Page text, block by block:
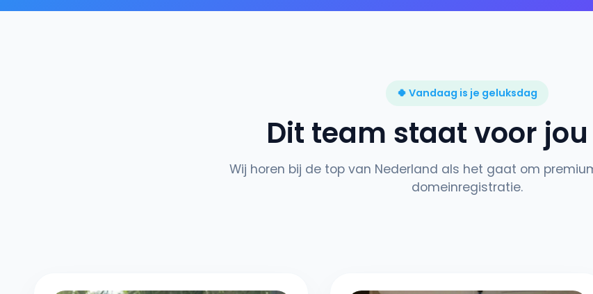
🍀 Vandaag is je geluksdag
Dit team staat voor
Wij horen bij de top van Nederland als het gaat om
domeinregistratie.